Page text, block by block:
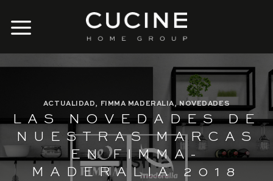
content
ACTUALIDAD, FIMMA MADERALIA,NOVEDADES
LAS NOVEDADES DE
NUESTRAS MARCAS
EN FIMMA-
MADERALIA 2018